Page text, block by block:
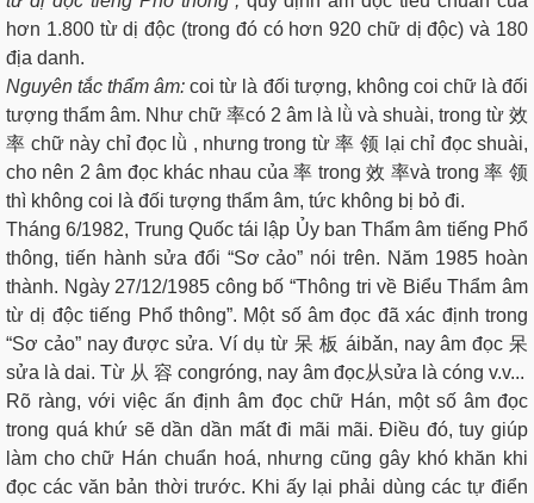
hơn 1.800 từ dị độc (trong đó có hơn 920 chữ dị độc) và 180
địa danh.
Nguyên tắc thẩm âm:coi từ là đối tượng, không coi chữ là đối
tượng thẩm âm. Như chữ 率có 2 âm là lǜ và shuài, trong từ 效
率 chữ này chỉ đọc lǜ , nhưng trong từ 率 领 lại chỉ đọc shuài,
cho nên 2 âm đọc khác nhau của 率 trong 效 率và trong 率 领
thì không coi là đối tượng thẩm âm, tức không bị bỏ đi.
Tháng 6/1982, Trung Quốc tái lập Ủy ban Thẩm âm tiếng Phổ
thông, tiến hành sửa đổi “Sơ cảo” nói trên. Năm 1985 hoàn
thành. Ngày 27/12/1985 công bố “Thông tri về Biểu Thẩm âm
từ dị độc tiếng Phổ thông”. Một số âm đọc đã xác định trong
“Sơ cảo” nay được sửa. Ví dụ từ 呆 板 áibǎn, nay âm đọc 呆
sửa là dai. Từ 从 容 congróng, nay âm đọc从sửa là cóng v.v...
Rõ ràng, với việc ấn định âm đọc chữ Hán, một số âm đọc
trong quá khứ sẽ dần dần mất đi mãi mãi. Điều đó, tuy giúp
làm cho chữ Hán chuẩn hoá, nhưng cũng gây khó khăn khi
đọc các văn bản thời trước. Khi ấy lại phải dùng các tự điển